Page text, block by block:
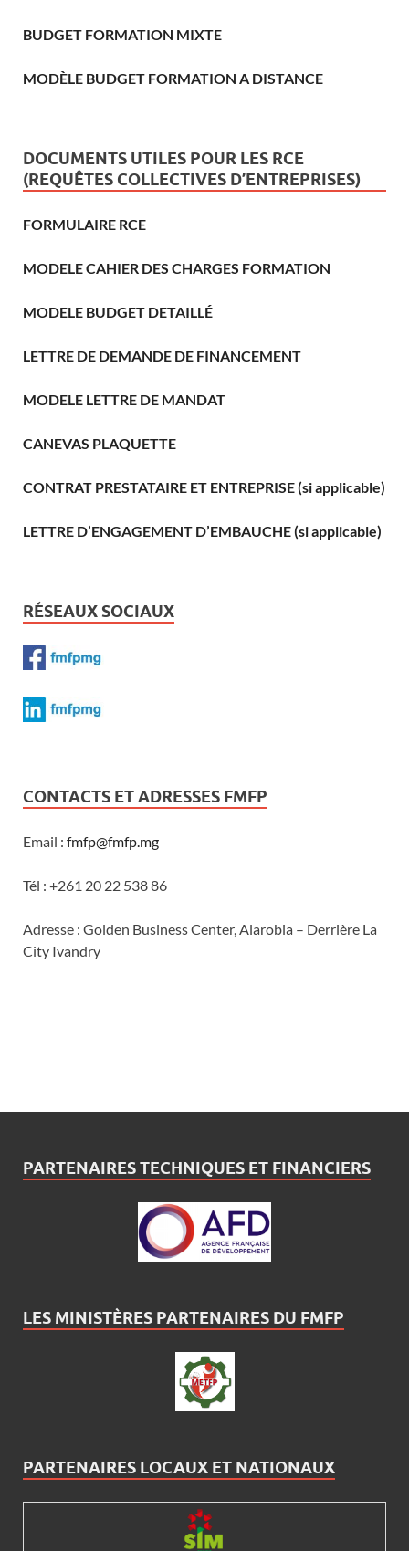
BUDGET FORMATION MIXTE
MODÈLE BUDGET FORMATION A DISTANCE
DOCUMENTS UTILES POUR LES RCE
(REQUÊTES COLLECTIVES D’ENTREPRISES)
FORMULAIRE RCE
MODELE CAHIER DES CHARGES FORMATION
MODELE BUDGET DETAILLÉ
LETTRE DE DEMANDE DE FINANCEMENT
MODELE LETTRE DE MANDAT
CANEVAS PLAQUETTE
CONTRAT PRESTATAIRE ET ENTREPRISE (si applicable)
LETTRE D’ENGAGEMENT D’EMBAUCHE (si applicable)
RÉSEAUX SOCIAUX
CONTACTS ET ADRESSES FMFP
Email : fmfp@fmfp.mg
Tél : +261 20 22 538 86
Adresse : Golden Business Center, Alarobia – Derrière La
City Ivandry
PARTENAIRES TECHNIQUES ET FINANCIERS
LES MINISTÈRES PARTENAIRES DU FMFP
PARTENAIRES LOCAUX ET NATIONAUX